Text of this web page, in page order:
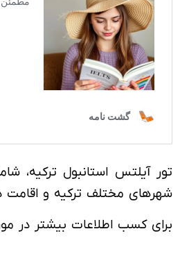
تور آیلتس استانبول ترکیه،
شهرهای مختلف ترکیه و
برای کسب اطلاعات بیشتر در